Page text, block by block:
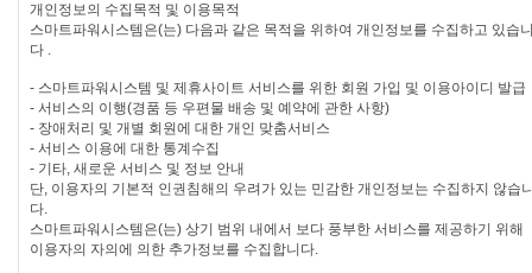
개인정보의 수집목적 및 이용목적
스마트파워시스템은(는) 다음과 같은 목적을 위하여 개인정보를 수집하고 있습
다 .
- 스마트파워시스템 및 제휴사이트 서비스를 위한 회원 가입 및 이용아이디 발급
- 서비스의 이행(경품 등 우편물 배송 및 예약에 관한 사항)
- 장애처리 및 개별 회원에 대한 개인 맞춤서비스
- 서비스 이용에 대한 통계수집
- 기타, 새로운 서비스 및 정보 안내
단, 이용자의 기본적 인권침해의 우려가 있는 민감한 개인정보는 수집하지 않습
다.
스마트파워시스템은(는) 상기 범위 내에서 보다 풍부한 서비스를 제공하기 위해
이용자의 자의에 의한 추가정보를 수집합니다.